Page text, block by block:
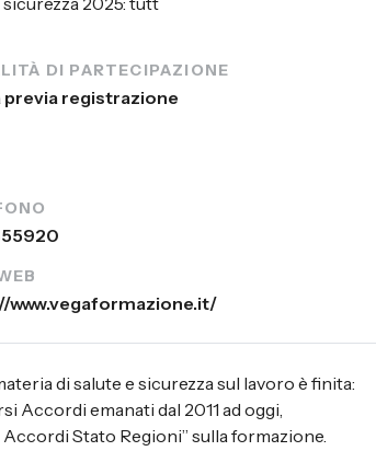
DI PARTECIPAZIONE
previa registrazione
www.vegaformazione.it/
di salute e sicurezza sul lavoro è finita:
Accordi emanati dal 2011 ad oggi,
Stato Regioni” sulla formazione.